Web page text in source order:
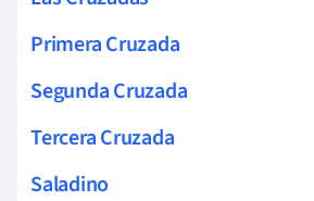
Primera Cruzada
Segunda Cruzada
Tercera Cruzada
Saladino